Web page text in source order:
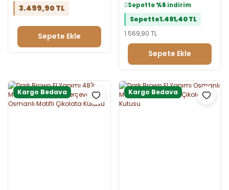
3.499,90 TL
Sepete Ekle
Sepette%5 indirim
Sepette1.491,40 TL
1.569,90 TL
Sepete Ekle
Kargo Bedava Kargo Bedava